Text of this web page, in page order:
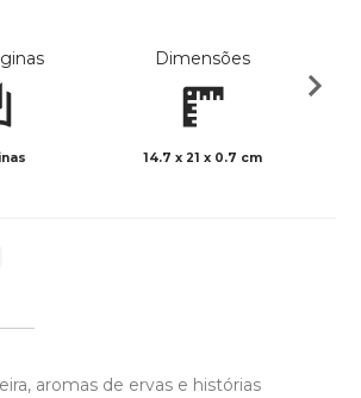
Dimensões
14.7 x 21 x 0.7 cm
aromas de ervas e histórias